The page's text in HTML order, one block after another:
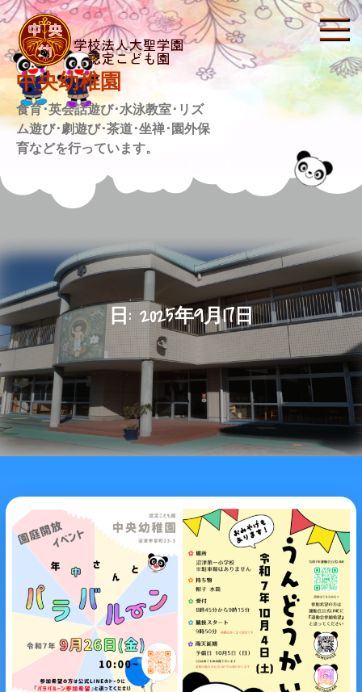
Skip
to
content
中央幼稚園
食育･英会話遊び･水泳教室･リズ
ム遊び･劇遊び･茶道･坐禅･園外保
育などを行っています。
日: 2025年9月17日